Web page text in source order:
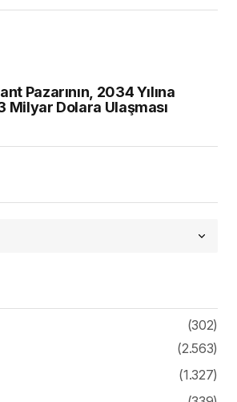
Pazarının, 2034 Yılına
Milyar Dolara Ulaşması
(302)
(2.563)
(1.327)